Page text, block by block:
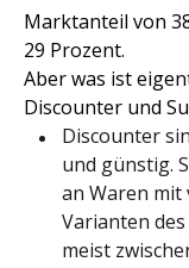
Marktanteil von
29 Prozent.
Aber was ist
Discounter und
Discounter
und günstig.
an Waren mit
Varianten
meist